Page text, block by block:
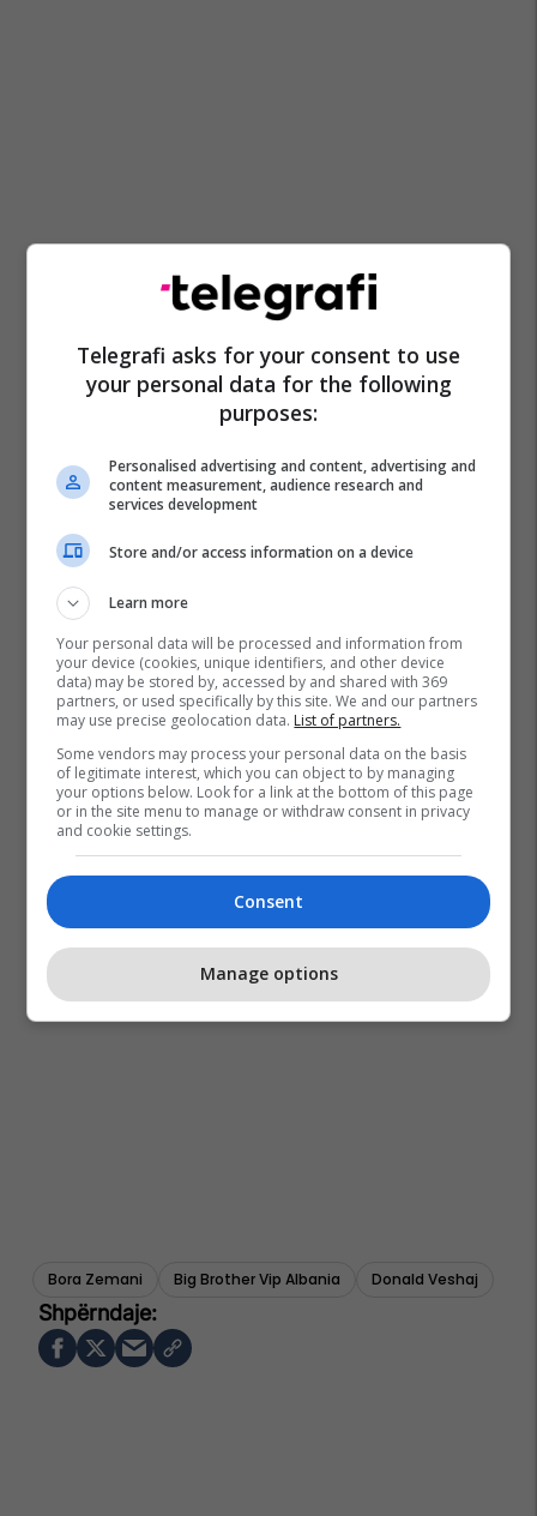
Bora Zemani Big Brother Vip Albania Donald Veshaj
Telegrafi asks for your consent to use
your personal data for the following
purposes:
Personalised advertising and content, advertising and
content measurement, audience research and
services development
Store and/or access information on a device
Learn more
Your personal data will be processed and information from
your device (cookies, unique identifiers, and other device
data) may be stored by, accessed by and shared with 369
partners, or used specifically by this site. We and our partners
may use precise geolocation data. List of partners.
Some vendors may process your personal data on the basis
of legitimate interest, which you can object to by managing
your options below. Look for a link at the bottom of this page
or in the site menu to manage or withdraw consent in privacy
and cookie settings.
Consent
Manage options